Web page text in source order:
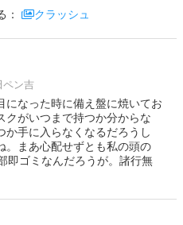
：
クラッシュ
ペン吉
になった時に備え盤に焼いてお
クがいつまで持つか分からな
か手に入らなくなるだろうし
。まあ心配せずとも私の頭の
即ゴミなんだろうが。諸行無